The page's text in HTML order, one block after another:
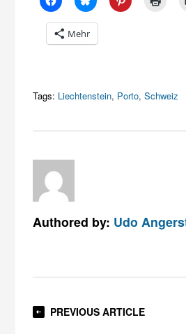
Mehr
Tags: Liechtenstein, Porto,Schweiz
Authored by: Udo
PREVIOUS ARTICLE